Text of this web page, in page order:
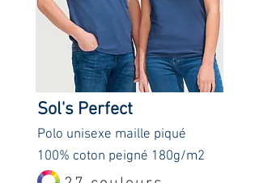
Sol's Perfect
Polo unisexe maille piqué
100% coton peigné 180g/m2